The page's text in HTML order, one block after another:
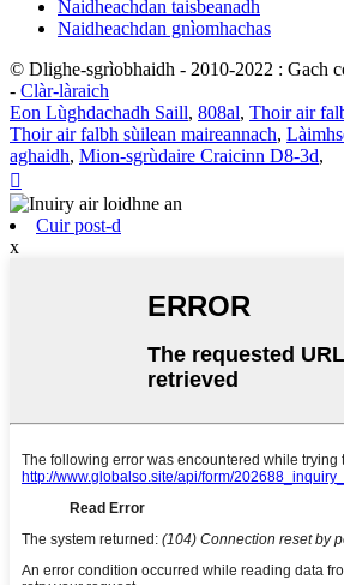
Naidheachdan taisbeanadh
Naidheachdan gnìomhachas
© Dlighe-sgrìobhaidh - 2010-2022 : Gach
- Clàr-làraich
Eon Lùghdachadh Saill, 808al, Thoir air
Thoir air falbh sùilean maireannach,
aghaidh, Mion-sgrùdaire Craicinn D8-3d,

Cuir post-d
x